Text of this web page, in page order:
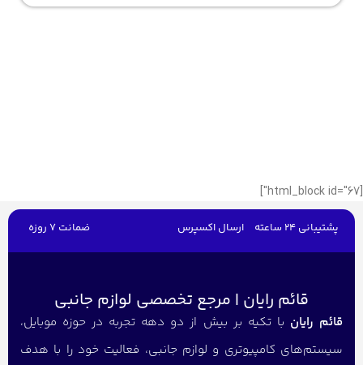
پشتیبانی 24 ساعته ارسال اکسپرس ضمانت 7 روزه
قائم رایان | مرجع تخصصی لوازم جانبی
قائم رایان با تکیه بر بیش از دو دهه تجربه در حوزه موبایل،
سیستم‌های کامپیوتری و لوازم جانبی، فعالیت خود را با هدف